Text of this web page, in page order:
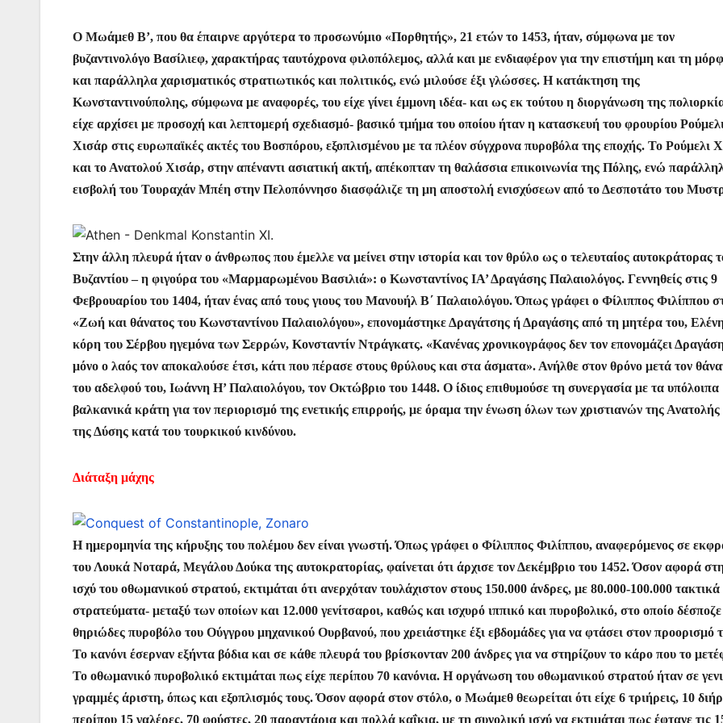
Ο Μωάμεθ Β’, που θα έπαιρνε αργότερα το προσωνύμιο «Πορθητής», 21 ετών το 1453, ήταν, σύμφωνα με τον
βυζαντινολόγο Βασίλιεφ, χαρακτήρας ταυτόχρονα φιλοπόλεμος, αλλά και με ενδιαφέρον για την επιστήμη και τη
και παράλληλα χαρισματικός στρατιωτικός και πολιτικός, ενώ μιλούσε έξι γλώσσες. Η κατάκτηση της
Κωνσταντινούπολης, σύμφωνα με αναφορές, του είχε γίνει έμμονη ιδέα- και ως εκ τούτου η διοργάνωση της
είχε αρχίσει με προσοχή και λεπτομερή σχεδιασμό- βασικό τμήμα του οποίου ήταν η κατασκευή του φρουρίου Ρούμελι
Χισάρ στις ευρωπαϊκές ακτές του Βοσπόρου, εξοπλισμένου με τα πλέον σύγχρονα πυροβόλα της εποχής. Το Ρούμελι
και το Ανατολού Χισάρ, στην απέναντι ασιατική ακτή, απέκοπταν τη θαλάσσια επικοινωνία της Πόλης, ενώ
εισβολή του Τουραχάν Μπέη στην Πελοπόννησο διασφάλιζε τη μη αποστολή ενισχύσεων από το Δεσποτάτο του
Στην άλλη πλευρά ήταν ο άνθρωπος που έμελλε να μείνει στην ιστορία και τον θρύλο ως ο τελευταίος αυτοκράτορας
Βυζαντίου – η φιγούρα του «Μαρμαρωμένου Βασιλιά»: ο Κωνσταντίνος ΙΑ’ Δραγάσης Παλαιολόγος. Γεννηθείς στις 9
Φεβρουαρίου του 1404, ήταν ένας από τους γιους του Μανουήλ Β΄ Παλαιολόγου. Όπως γράφει ο Φίλιππος Φιλίππου
«Ζωή και θάνατος του Κωνσταντίνου Παλαιολόγου», επονομάστηκε Δραγάτσης ή Δραγάσης από τη μητέρα του,
κόρη του Σέρβου ηγεμόνα των Σερρών, Κονσταντίν Ντράγκατς. «Κανένας χρονικογράφος δεν τον επονομάζει
μόνο ο λαός τον αποκαλούσε έτσι, κάτι που πέρασε στους θρύλους και στα άσματα». Ανήλθε στον θρόνο μετά τον
του αδελφού του, Ιωάννη Η’ Παλαιολόγου, τον Οκτώβριο του 1448. Ο ίδιος επιθυμούσε τη συνεργασία με τα υπόλοιπα
βαλκανικά κράτη για τον περιορισμό της ενετικής επιρροής, με όραμα την ένωση όλων των χριστιανών της Ανατολής
της Δύσης κατά του τουρκικού κινδύνου.
Διάταξη μάχης
Η ημερομηνία της κήρυξης του πολέμου δεν είναι γνωστή. Όπως γράφει ο Φίλιππος Φιλίππου, αναφερόμενος σε
του Λουκά Νοταρά, Μεγάλου Δούκα της αυτοκρατορίας, φαίνεται ότι άρχισε τον Δεκέμβριο του 1452. Όσον αφορά
ισχύ του οθωμανικού στρατού, εκτιμάται ότι ανερχόταν τουλάχιστον στους 150.000 άνδρες, με 80.000-100.000 τακτικά
στρατεύματα- μεταξύ των οποίων και 12.000 γενίτσαροι, καθώς και ισχυρό ιππικό και πυροβολικό, στο οποίο
θηριώδες πυροβόλο του Ούγγρου μηχανικού Ουρβανού, που χρειάστηκε έξι εβδομάδες για να φτάσει στον προορισμό
Το κανόνι έσερναν εξήντα βόδια και σε κάθε πλευρά του βρίσκονταν 200 άνδρες για να στηρίζουν το κάρο που το
Το οθωμανικό πυροβολικό εκτιμάται πως είχε περίπου 70 κανόνια. Η οργάνωση του οθωμανικού στρατού ήταν σε
γραμμές άριστη, όπως και εξοπλισμός τους. Όσον αφορά στον στόλο, ο Μωάμεθ θεωρείται ότι είχε 6 τριήρεις, 10
περίπου 15 γαλέρες, 70 φούστες, 20 παραντάρια και πολλά καΐκια, με τη συνολική ισχύ να εκτιμάται πως έφτανε τις